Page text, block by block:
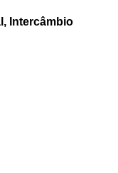
Intercâmbio